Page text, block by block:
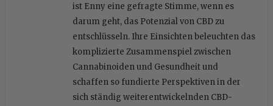
ist Enny eine gefragte Stimme, wenn es
darum geht, das Potenzial von CBD zu
entschlüsseln. Ihre Einsichten beleuchten das
komplizierte Zusammenspiel zwischen
Cannabinoiden und Gesundheit und
schaffen so fundierte Perspektiven in der
sich ständig weiterentwickelnden CBD-